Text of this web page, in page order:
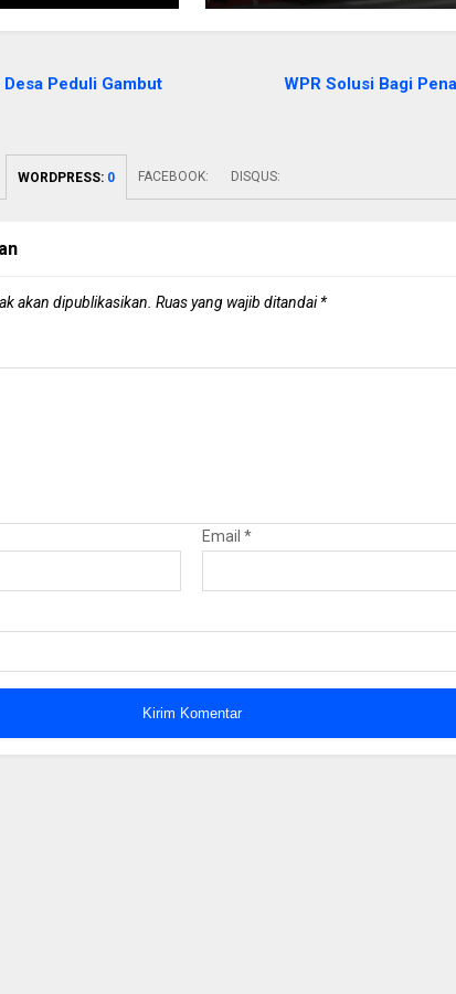
Peduli Gambut
WPR Solusi Bagi
WORDPRESS: 0 FACEBOOK: DISQUS:
akan dipublikasikan. Ruas yang wajib ditandai*
Email *